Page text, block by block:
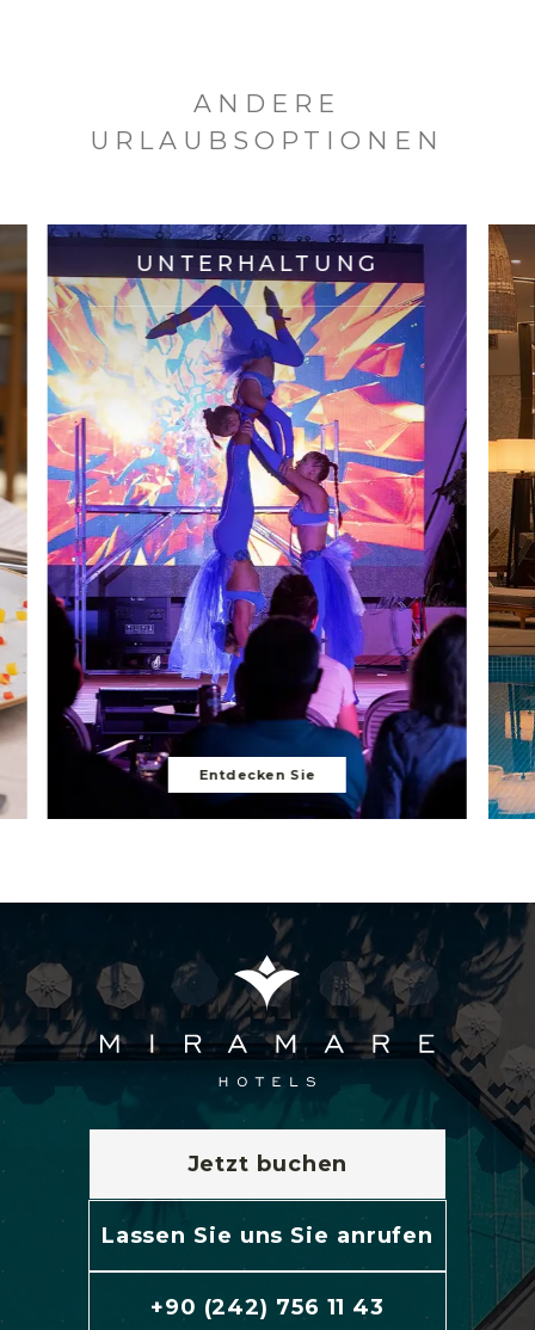
ANDERE
URLAUBSOPTIONEN
Entdecken Sie
UNTERHALTUNG
Jetzt buchen
Lassen Sie uns Sie anrufen
+90 (242) 756 11 43